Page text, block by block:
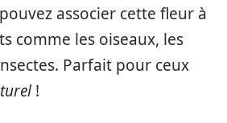
associer cette fleur à
comme les oiseaux, les
Parfait pour ceux
!